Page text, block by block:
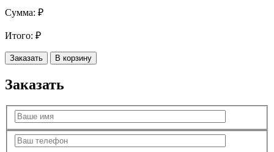
Сумма: ₽
Итого: ₽
Заказать В корзину
Заказать